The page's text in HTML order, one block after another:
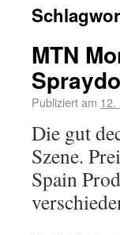
MTN
Publiziert am 12.
Die gut
Szene.
Spain